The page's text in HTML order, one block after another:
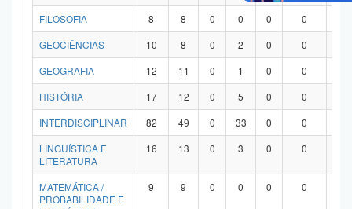
FILOSOFIA
8 8 0 0 0 0
GEOCIÊNCIAS
10 8 0 2 0 0
GEOGRAFIA
12 11 0 1 0 0
HISTÓRIA
17 12 0 5 0 0
INTERDISCIPLINAR
82 49 0 33 0 0
LINGUÍSTICA E
LITERATURA
16 13 0 3 0 0
MATEMÁTICA /
PROBABILIDADE E
9 9 0 0 0 0